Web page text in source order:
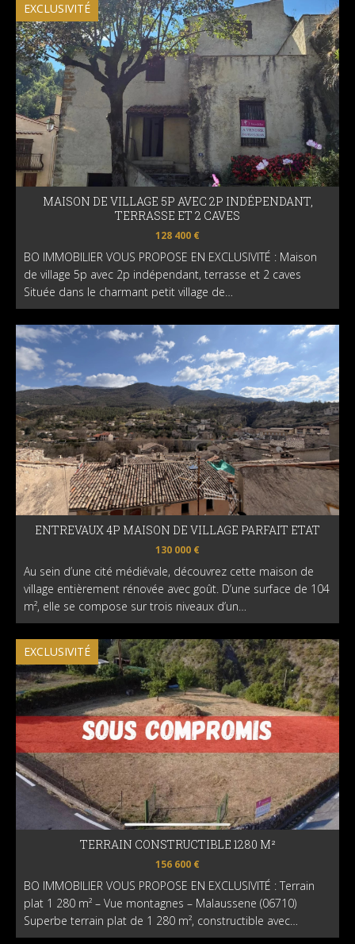
EXCLUSIVITÉ
MAISON DE VILLAGE 5P AVEC 2P INDÉPENDANT,
TERRASSE ET 2 CAVES
128 400 €
BO IMMOBILIER VOUS PROPOSE EN EXCLUSIVITÉ : Maison
de village 5p avec 2p indépendant, terrasse et 2 caves
Située dans le charmant petit village de…
ENTREVAUX 4P MAISON DE VILLAGE PARFAIT ETAT
130 000 €
Au sein d’une cité médiévale, découvrez cette maison de
village entièrement rénovée avec goût. D’une surface de 104
m², elle se compose sur trois niveaux d’un…
EXCLUSIVITÉ
TERRAIN CONSTRUCTIBLE 1280 M²
156 600 €
BO IMMOBILIER VOUS PROPOSE EN EXCLUSIVITÉ : Terrain
plat 1 280 m² – Vue montagnes – Malaussene (06710)
Superbe terrain plat de 1 280 m², constructible avec…